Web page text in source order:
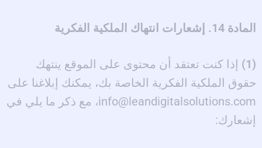
المادة 14. إشعارات انتهاك الملكية الفكرية
(1)
إذا كنت تعتقد أن محتوى على الموقع ينتهك
حقوق الملكية الفكرية الخاصة بك، يمكنك إبلاغنا على
info@leandigitalsolutions.com، مع ذكر ما يلي في
إشعارك: